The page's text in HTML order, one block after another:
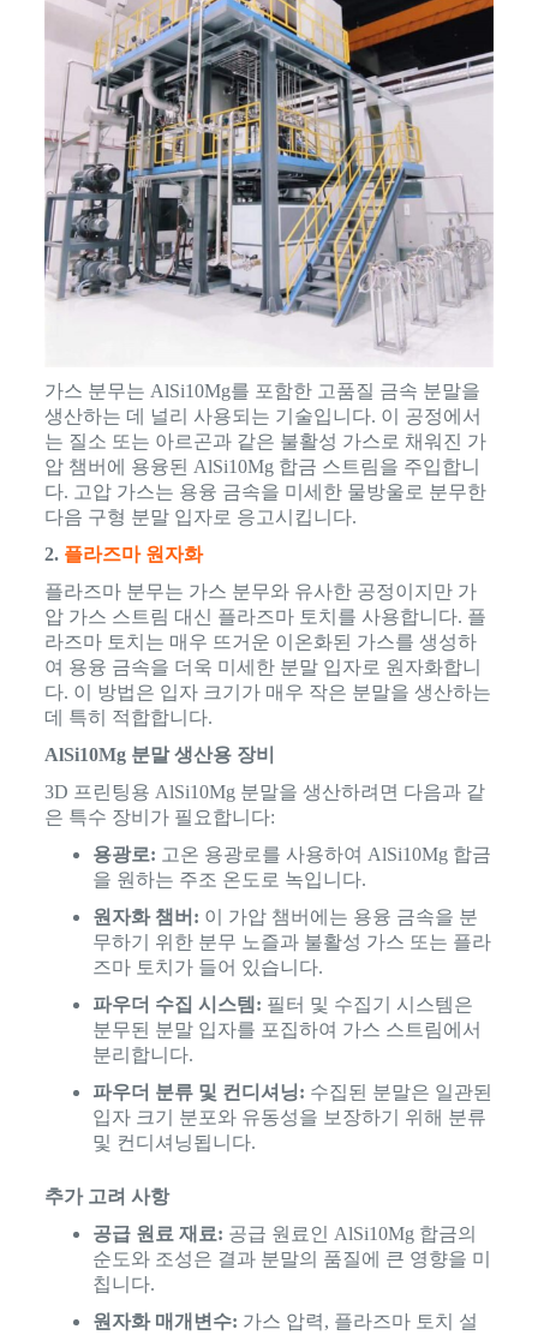
가스 분무는 AlSi10Mg를 포함한 고품질 금속 분말을
생산하는 데 널리 사용되는 기술입니다. 이 공정에서
는 질소 또는 아르곤과 같은 불활성 가스로 채워진 가
압 챔버에 용융된 AlSi10Mg 합금 스트림을 주입합니
다. 고압 가스는 용융 금속을 미세한 물방울로 분무한
다음 구형 분말 입자로 응고시킵니다.
2. 플라즈마 원자화
플라즈마 분무는 가스 분무와 유사한 공정이지만 가
압 가스 스트림 대신 플라즈마 토치를 사용합니다. 플
라즈마 토치는 매우 뜨거운 이온화된 가스를 생성하
여 용융 금속을 더욱 미세한 분말 입자로 원자화합니
다. 이 방법은 입자 크기가 매우 작은 분말을 생산하는
데 특히 적합합니다.
AlSi10Mg 분말 생산용 장비
3D 프린팅용 AlSi10Mg 분말을 생산하려면 다음과 같
은 특수 장비가 필요합니다:
용광로: 고온 용광로를 사용하여 AlSi10Mg 합금
을 원하는 주조 온도로 녹입니다.
원자화 챔버: 이 가압 챔버에는 용융 금속을 분
무하기 위한 분무 노즐과 불활성 가스 또는 플라
즈마 토치가 들어 있습니다.
파우더 수집 시스템: 필터 및 수집기 시스템은
분무된 분말 입자를 포집하여 가스 스트림에서
분리합니다.
파우더 분류 및 컨디셔닝: 수집된 분말은 일관된
입자 크기 분포와 유동성을 보장하기 위해 분류
및 컨디셔닝됩니다.
추가 고려 사항
공급 원료 재료: 공급 원료인 AlSi10Mg 합금의
순도와 조성은 결과 분말의 품질에 큰 영향을 미
칩니다.
원자화 매개변수: 가스 압력, 플라즈마 토치 설